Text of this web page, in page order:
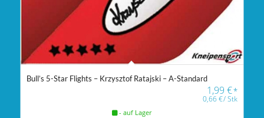
Bull’s 5-Star Flights – Krzysztof Ratajski – A-Standard
1,99€*
0,66€/Stk
- auf Lager